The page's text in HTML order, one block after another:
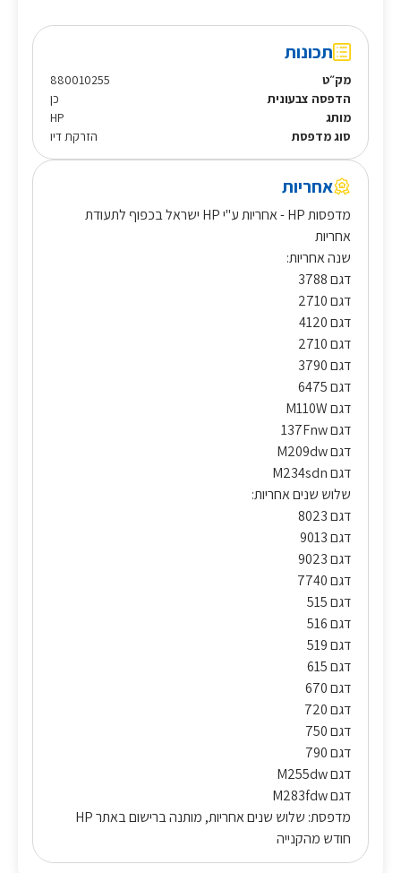
תכונות
מק״ט
880010255
הדפסה צבעונית
כן
מותג
HP
סוג מדפסת
הזרקת דיו
אחריות
מדפסות HP - אחריות ע"י HP ישראל בכפוף לתעודת
אחריות
שנה אחריות:
דגם 3788
דגם 2710
דגם 4120
דגם 2710
דגם 3790
דגם 6475
דגם M110W
דגם 137Fnw
דגם M209dw
דגם M234sdn
שלוש שנים אחריות:
דגם 8023
דגם 9013
דגם 9023
דגם 7740
דגם 515
דגם 516
דגם 519
דגם 615
דגם 670
דגם 720
דגם 750
דגם 790
דגם M255dw
דגם M283fdw
מדפסת: שלוש שנים אחריות, מותנה ברישום באתר HP
חודש מהקנייה